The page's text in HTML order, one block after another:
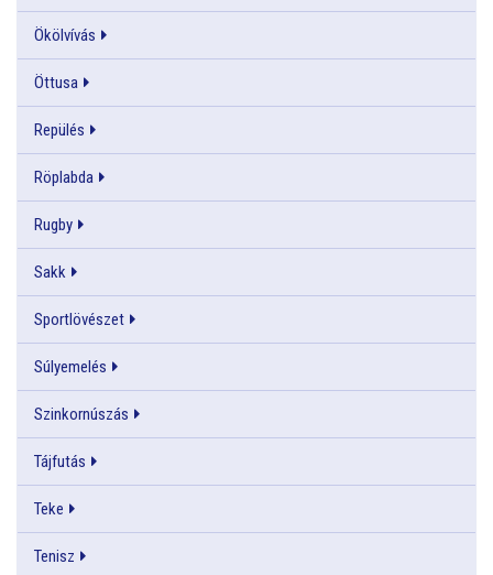
Ökölvívás
Öttusa
Repülés
Röplabda
Rugby
Sakk
Sportlövészet
Súlyemelés
Szinkornúszás
Tájfutás
Teke
Tenisz